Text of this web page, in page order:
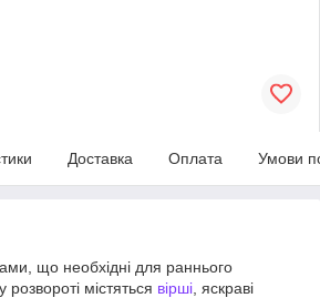
Доставка Оплата Умови
що необхідні для раннього
містяться вірші , яскраві